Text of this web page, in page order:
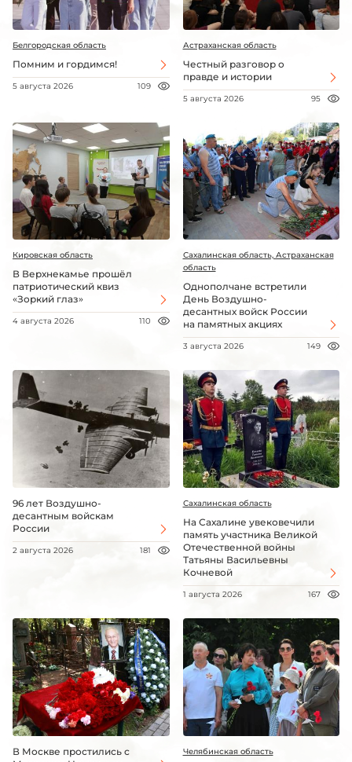
Белгородская область
Помним и гордимся!
5 августа 2026 109
Астраханская область
Честный разговор о
правде и истории
5 августа 2026 95
Кировская область
В Верхнекамье прошёл
патриотический квиз
«Зоркий глаз»
4 августа 2026 110
Сахалинская область, Астраханская
область
Однополчане встретили
День Воздушно-
десантных войск России
на памятных акциях
3 августа 2026 149
96 лет Воздушно-
десантным войскам
России
2 августа 2026 181
Сахалинская область
На Сахалине увековечили
память участника Великой
Отечественной войны
Татьяны Васильевны
Кочневой
1 августа 2026 167
В Москве простились с
Челябинская область